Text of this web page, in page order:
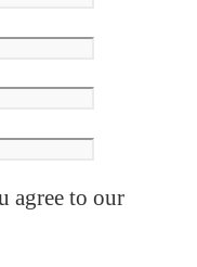
agree to our